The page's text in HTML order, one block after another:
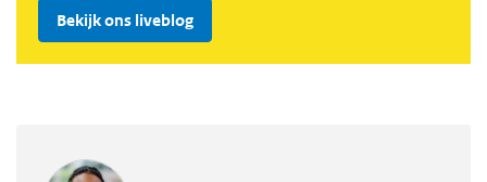
Bekijk ons liveblog